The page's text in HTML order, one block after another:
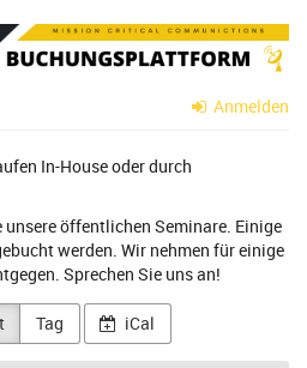
Anmelden
In-House oder durch
öffentlichen Seminare. Einige
werden. Wir nehmen für einige
Sprechen Sie uns an!
Tag iCal